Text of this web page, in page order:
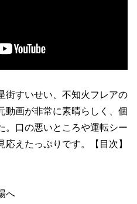
街すいせい、不知火フレアの
動画が非常に素晴らしく、個
。口の悪いところや運転シー
えたっぷりです。【目次】
へ